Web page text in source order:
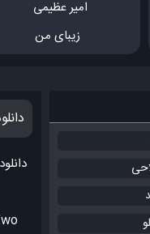
امیر عظیمی
زیبای من